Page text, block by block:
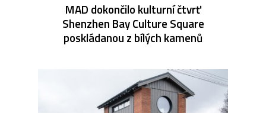
MAD dokončilo kulturní čtvrť
Shenzhen Bay Culture Square
poskládanou z bílých kamenů